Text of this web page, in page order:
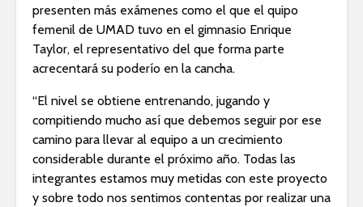
presenten más exámenes como el que el quipo
femenil de UMAD tuvo en el gimnasio Enrique
Taylor, el representativo del que forma parte
acrecentará su poderío en la cancha.
“El nivel se obtiene entrenando, jugando y
compitiendo mucho así que debemos seguir por ese
camino para llevar al equipo a un crecimiento
considerable durante el próximo año. Todas las
integrantes estamos muy metidas con este proyecto
y sobre todo nos sentimos contentas por realizar una